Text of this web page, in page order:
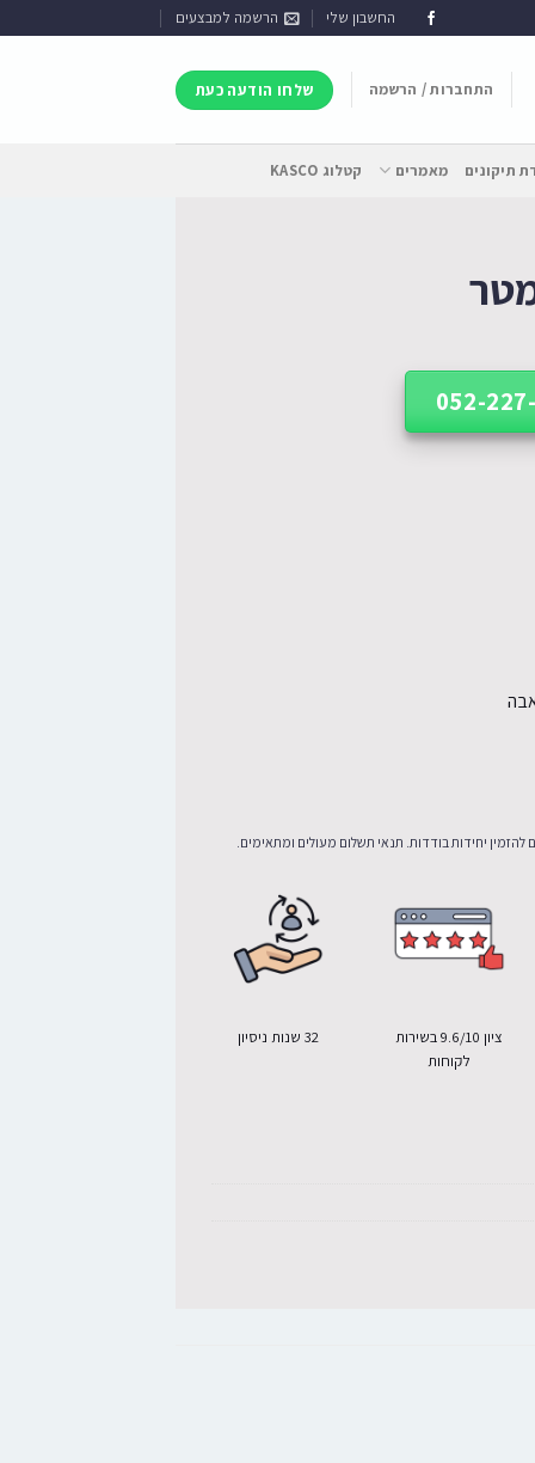
החשבון שלי הרשמה למבצעים
התחברות / הרשמה שלחו הודעה כעת
תיקונים מאמרים קטלוג KASCO
יחידות בודדות. תנאי תשלום מעולים ומתאימים.
ציון 9.6/10 בשירות
לקוחות
32 שנות ניסיון